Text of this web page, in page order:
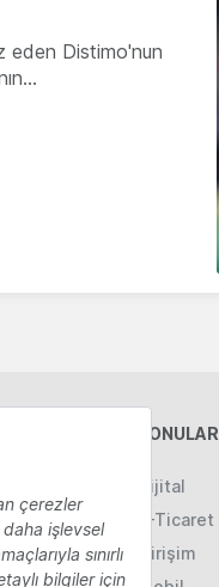
eden Distimo'nun
KONULAR
Dijital
E-Ticaret
Girişim